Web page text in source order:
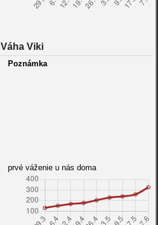
Váha Viki
Poznámka
prvé váženie u nás doma